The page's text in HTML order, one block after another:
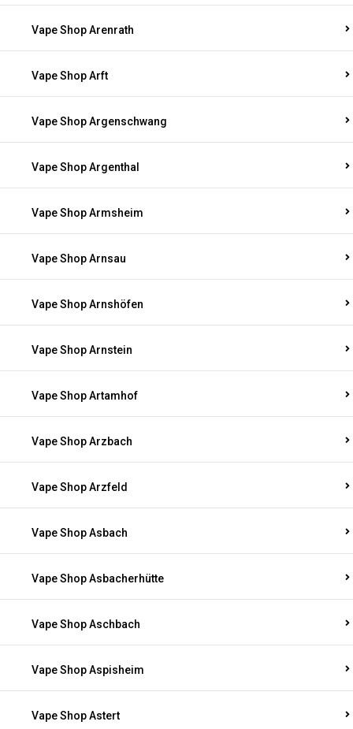
Vape Shop Arenrath
Vape Shop Arft
Vape Shop Argenschwang
Vape Shop Argenthal
Vape Shop Armsheim
Vape Shop Arnsau
Vape Shop Arnshöfen
Vape Shop Arnstein
Vape Shop Artamhof
Vape Shop Arzbach
Vape Shop Arzfeld
Vape Shop Asbach
Vape Shop Asbacherhütte
Vape Shop Aschbach
Vape Shop Aspisheim
Vape Shop Astert